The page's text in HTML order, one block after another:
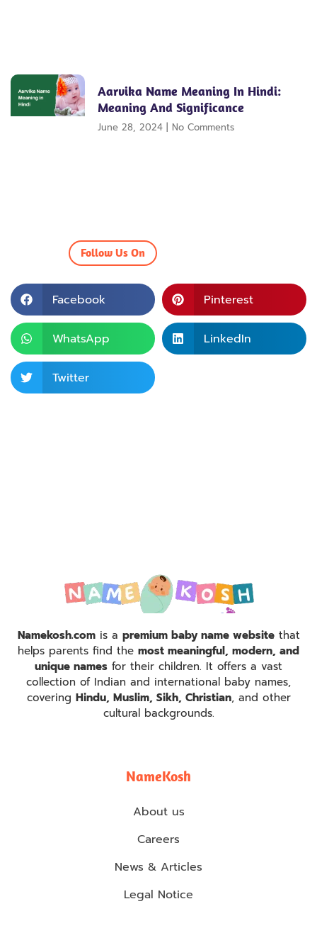
Aarvika Name Meaning In Hindi:
Meaning And Significance
June 28, 2024 No Comments
Follow Us On
Facebook Pinterest
WhatsApp LinkedIn
Twitter
Namekosh.comis a premium baby name websitethat
helps parents find the most meaningful, modern, and
unique names for their children. It offers a vast
collection of Indian and international baby names,
covering Hindu, Muslim, Sikh, Christian, and other
cultural backgrounds.
NameKosh
About us
Careers
News & Articles
Legal Notice